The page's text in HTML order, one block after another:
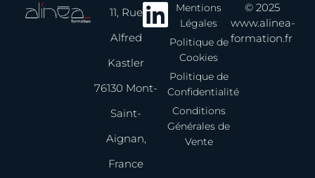
11, Rue
Alfred
Kastler
76130 Mont-
Saint-
Aignan,
France
Mentions
Légales
Politique de
Cookies
Politique de
Confidentialité
Conditions
Générales de
Vente
© 2025
www.alinea-
formation.fr